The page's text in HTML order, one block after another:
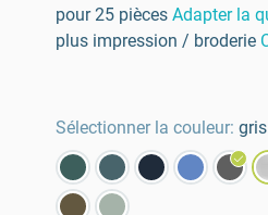
pour 25 pièces Adapter la
plus impression / broderie
Sélectionner la couleur: